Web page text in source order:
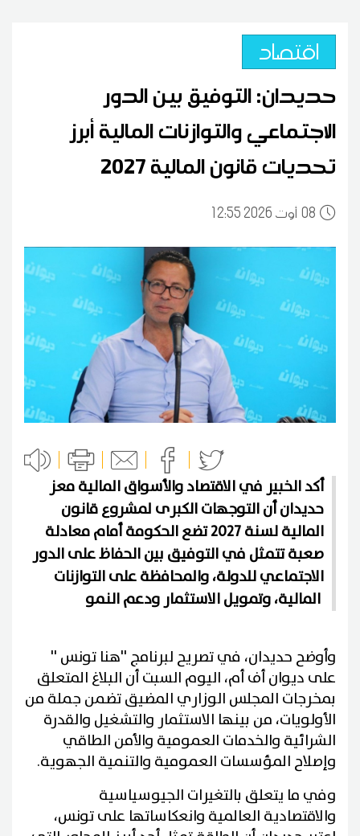
اقتصاد
حديدان: التوفيق بين الدور
الاجتماعي والتوازنات المالية أبرز
تحديات قانون المالية 2027
0812:55 2026 أوت
أكد الخبير في الاقتصاد والأسواق المالية معز
حديدان أن التوجهات الكبرى لمشروع قانون
المالية لسنة 2027 تضع الحكومة أمام معادلة
صعبة تتمثل في التوفيق بين الحفاظ على الدور
الاجتماعي للدولة، والمحافظة على التوازنات
وأوضح حديدان، في تصريح لبرنامج ''هنا تونس ''
على ديوان أف أم، اليوم السبت أن البلاغ المتعلق
بمخرجات المجلس الوزاري المضيق تضمن جملة من
الأولويات، من بينها الاستثمار والتشغيل والقدرة
الشرائية والخدمات العمومية والأمن الطاقي
وإصلاح المؤسسات العمومية والتنمية الجهوية.
وفي ما يتعلق بالتغيرات الجيوسياسية
والاقتصادية العالمية وانعكاساتها على تونس،